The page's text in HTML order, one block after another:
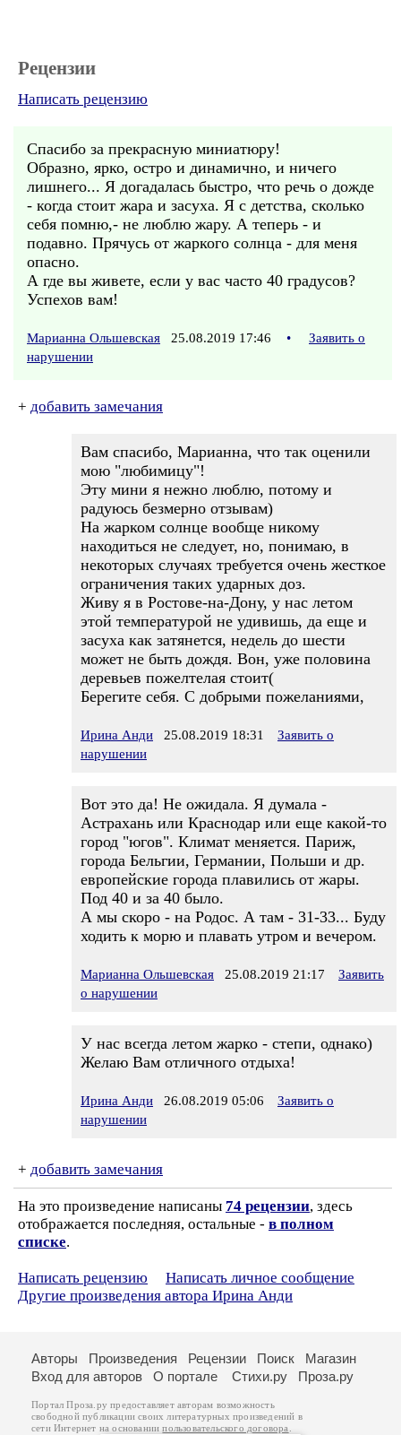
Рецензии
Написать рецензию
Спасибо за прекрасную миниатюру!
Образно, ярко, остро и динамично, и ничего
лишнего... Я догадалась быстро, что речь о дожде
- когда стоит жара и засуха. Я с детства, сколько
себя помню,- не люблю жару. А теперь - и
подавно. Прячусь от жаркого солнца - для меня
опасно.
А где вы живете, если у вас часто 40 градусов?
Успехов вам!
Марианна Ольшевская 25.08.2019 17:46 •
Заявить о
нарушении
+ добавить замечания
Вам спасибо, Марианна, что так оценили
мою "любимицу"!
Эту мини я нежно люблю, потому и
радуюсь безмерно отзывам)
На жарком солнце вообще никому
находиться не следует, но, понимаю, в
некоторых случаях требуется очень жесткое
ограничения таких ударных доз.
Живу я в Ростове-на-Дону, у нас летом
этой температурой не удивишь, да еще и
засуха как затянется, недель до шести
может не быть дождя. Вон, уже половина
деревьев пожелтелая стоит(
Берегите себя. С добрыми пожеланиями,
Ирина Анди 25.08.2019 18:31
Заявить о
нарушении
Вот это да! Не ожидала. Я думала -
Астрахань или Краснодар или еще какой-то
город "югов". Климат меняется. Париж,
города Бельгии, Германии, Польши и др.
европейские города плавились от жары.
Под 40 и за 40 было.
А мы скоро - на Родос. А там - 31-33... Буду
ходить к морю и плавать утром и вечером.
Марианна Ольшевская 25.08.2019 21:17
Заявить
о нарушении
У нас всегда летом жарко - степи, однако)
Желаю Вам отличного отдыха!
Ирина Анди 26.08.2019 05:06
Заявить о
нарушении
+ добавить замечания
На это произведение написаны 74 рецензии, здесь
отображается последняя, остальные - в полном
списке.
Написать рецензию
Написать личное сообщение
Другие произведения автора Ирина Анди
Авторы Произведения Рецензии Поиск
Магазин
Вход для авторов
О портале Стихи.ру Проза.ру
Портал Проза.ру предоставляет авторам возможность
свободной публикации своих литературных произведений в
сети Интернет на основаниипользовательского договора